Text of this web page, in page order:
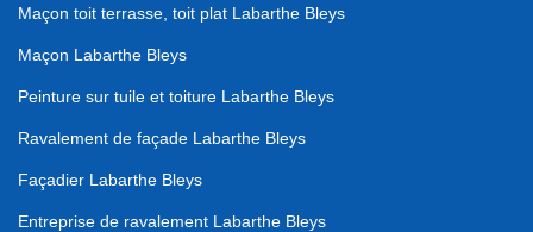
Maçon toit terrasse, toit plat Labarthe Bleys
Maçon Labarthe Bleys
Peinture sur tuile et toiture Labarthe Bleys
Ravalement de façade Labarthe Bleys
Façadier Labarthe Bleys
Entreprise de ravalement Labarthe Bleys